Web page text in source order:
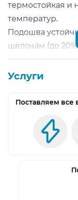
термостойкая и
температур.
Подошва
щелочам (до
Композитный
высоты 1 метра
распадается на
ноги от травмы.
Кевларовая
Услуги
Поставляем